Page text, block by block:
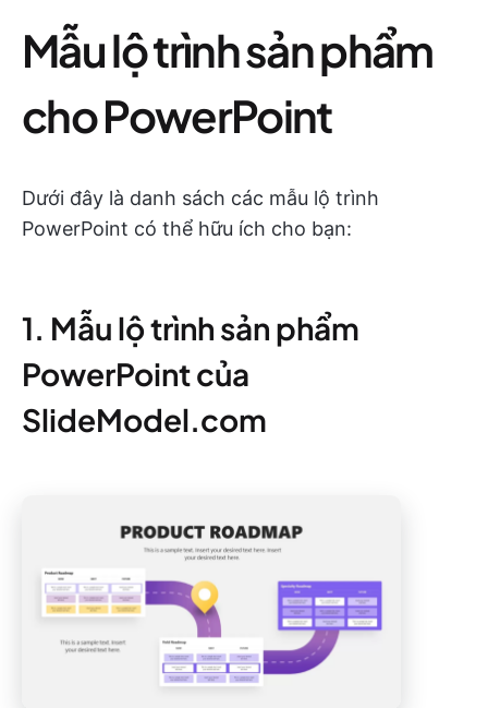
Mẫu lộ trình sản phẩm
cho PowerPoint
Dưới đây là danh sách các mẫu lộ trình
PowerPoint có thể hữu ích cho bạn:
1. Mẫu lộ trình sản phẩm
PowerPoint của
SlideModel.com